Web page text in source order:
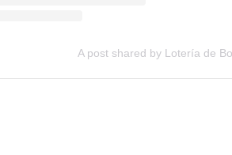
A post shared by Lotería de